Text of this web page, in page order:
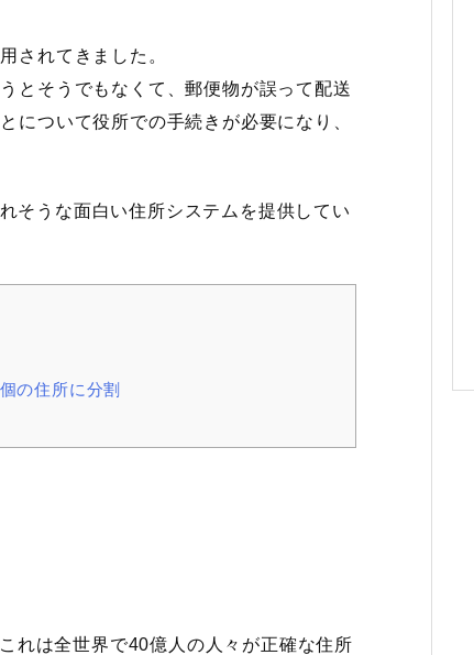
されてきました。
とそうでもなくて、郵便物が誤って配送
について役所での手続きが必要になり、
そうな面白い住所システムを提供してい
の住所に分割
れは全世界で40億人の人々が正確な住所